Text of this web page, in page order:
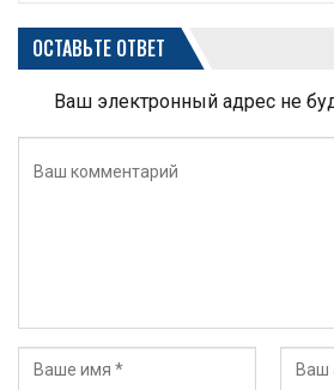
ОСТАВЬТЕ ОТВЕТ
Ваш электронный адрес не